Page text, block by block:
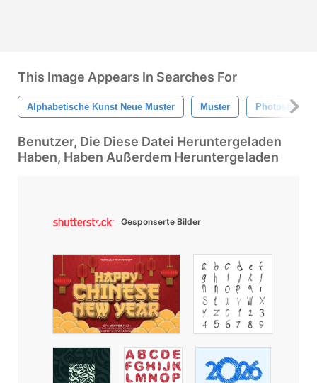
This Image Appears In Searches For
Alphabetische Kunst Neue Muster Muster Photoshop
Benutzer, Die Diese Datei Heruntergeladen
Haben, Haben Außerdem Heruntergeladen
Gesponserte Bilder